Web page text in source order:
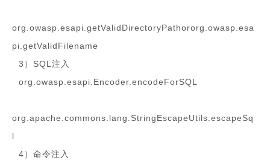
org.owasp.esapi.getValidDirectoryPathororg.owasp.esa
pi.getValidFilename
3）SQL注入
org.owasp.esapi.Encoder.encodeForSQL
org.apache.commons.lang.StringEscapeUtils.escapeSq
l
4）命令注入